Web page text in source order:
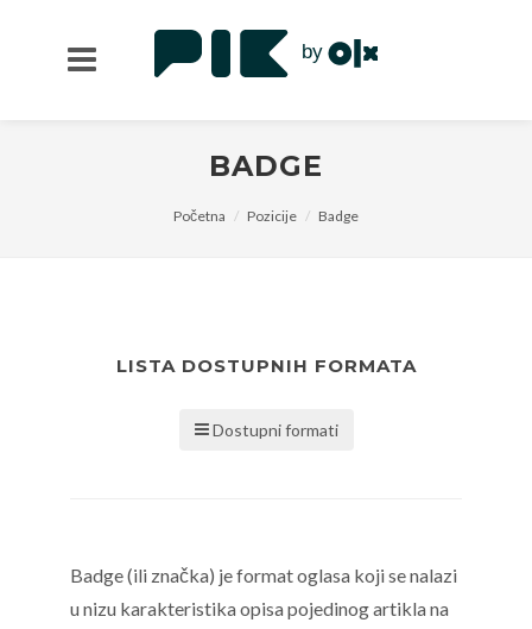
BADGE
Početna Pozicije Badge
LISTA DOSTUPNIH FORMATA
Dostupni formati
Badge (ili značka) je format oglasa koji se nalazi
u nizu karakteristika opisa pojedinog artikla na